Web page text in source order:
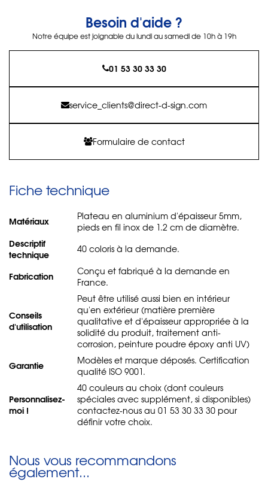
Besoin d'aide ?
Notre équipe est joignable du lundi au samedi de 10h à 19h
01 53 30 33 30
service_clients@direct-d-sign.com
Formulaire de contact
Fiche technique
Matériaux
Plateau en aluminium d'épaisseur 5mm,
pieds en fil inox de 1.2 cm de diamètre.
Descriptif
technique
40 coloris à la demande.
Fabrication
Conçu et fabriqué à la demande en
France.
Conseils
d'utilisation
Peut être utilisé aussi bien en intérieur
qu'en extérieur (matière première
qualitative et d'épaisseur appropriée à la
solidité du produit, traitement anti-
corrosion, peinture poudre époxy anti UV)
Garantie
Modèles et marque déposés. Certification
qualité ISO 9001.
Personnalisez-
moi !
40 couleurs au choix (dont couleurs
spéciales avec supplément, si disponibles)
contactez-nous au 01 53 30 33 30 pour
définir votre choix.
Nous vous recommandons
également...